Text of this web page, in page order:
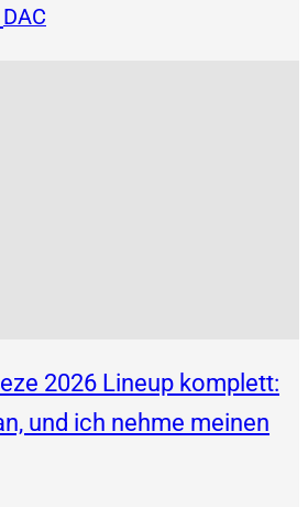
DAC
2026 Lineup komplett:
und ich nehme meinen